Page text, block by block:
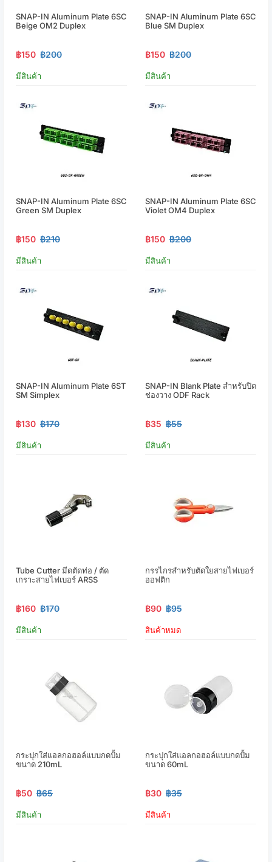
SNAP-IN Aluminum Plate 6SC
Beige OM2 Duplex
฿150 ฿200
มีสินค้า
SNAP-IN Aluminum Plate 6SC
Blue SM Duplex
฿150 ฿200
มีสินค้า
SNAP-IN Aluminum Plate 6SC
Green SM Duplex
฿150 ฿210
มีสินค้า
SNAP-IN Aluminum Plate 6SC
Violet OM4 Duplex
฿150 ฿200
มีสินค้า
SNAP-IN Aluminum Plate 6ST
SM Simplex
฿130 ฿170
มีสินค้า
SNAP-IN Blank Plate สำหรับปิด
ช่องวาง ODF Rack
฿35 ฿55
มีสินค้า
Tube Cutter มีดตัดท่อ / ตัด
เกราะสายไฟเบอร์ ARSS
฿160 ฿170
มีสินค้า
กรรไกรสำหรับตัดใยสายไฟเบอร์
ออฟติก
฿90 ฿95
สินค้าหมด
กระปุกใส่แอลกอฮอล์แบบกดปั้ม
ขนาด 210mL
฿50 ฿65
มีสินค้า
กระปุกใส่แอลกอฮอล์แบบกดปั้ม
ขนาด 60mL
฿30 ฿35
มีสินค้า